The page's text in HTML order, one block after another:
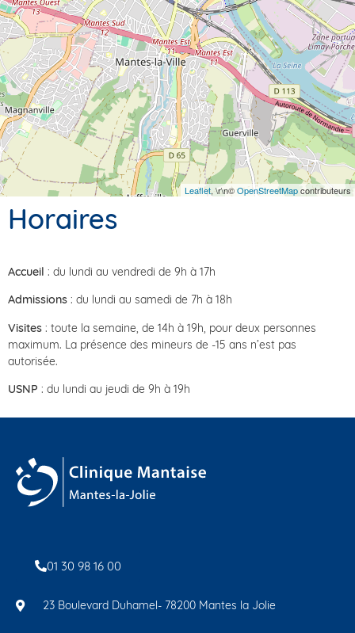
Leaflet, \r\n©OpenStreetMapcontributeurs
Horaires
Accueil : du lundi au vendredi de 9h à 17h
Admissions : du lundi au samedi de 7h à 18h
Visites : toute la semaine, de 14h à 19h, pour deux personnes
maximum. La présence des mineurs de -15 ans n’est pas
autorisée.
USNP : du lundi au jeudi de 9h à 19h
01 30 98 16 00
23 Boulevard Duhamel- 78200 Mantes la Jolie